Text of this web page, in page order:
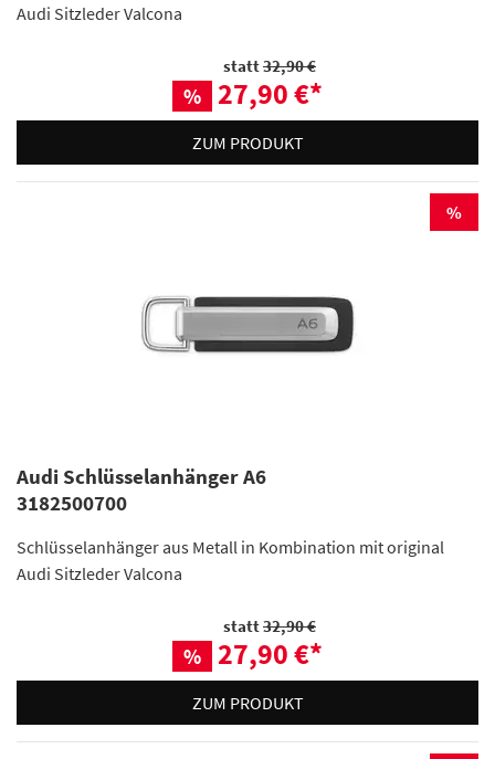
Audi Sitzleder Valcona
statt32,90 €
% 27,90 €*
ZUM PRODUKT
%
Audi Schlüsselanhänger A6
3182500700
Schlüsselanhänger aus Metall in Kombination mit original
Audi Sitzleder Valcona
statt32,90 €
% 27,90 €*
ZUM PRODUKT